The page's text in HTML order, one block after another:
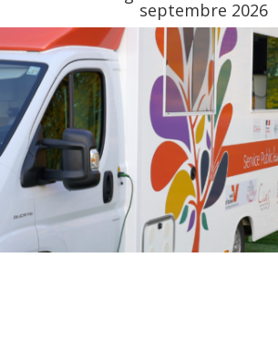
septembre 2026